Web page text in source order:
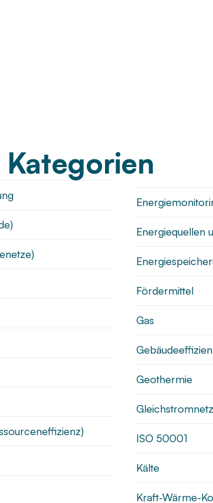
Energiequellen
Fördermittel
Gas
Geothermie
Gleichstromnetz
ISO 50001
Kälte
Kraft-Wärme-